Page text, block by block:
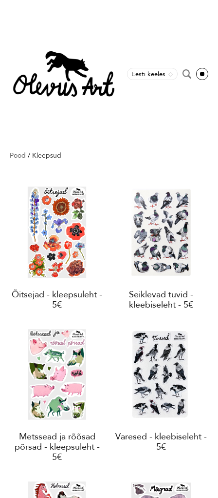
Eesti keeles
Pood / Kleepsud
Õitsejad - kleepsuleht -
5€
Seiklevad tuvid -
kleebiseleht - 5€
Metssead ja rõõsad
põrsad - kleepsuleht -
5€
Varesed - kleebiseleht -
5€